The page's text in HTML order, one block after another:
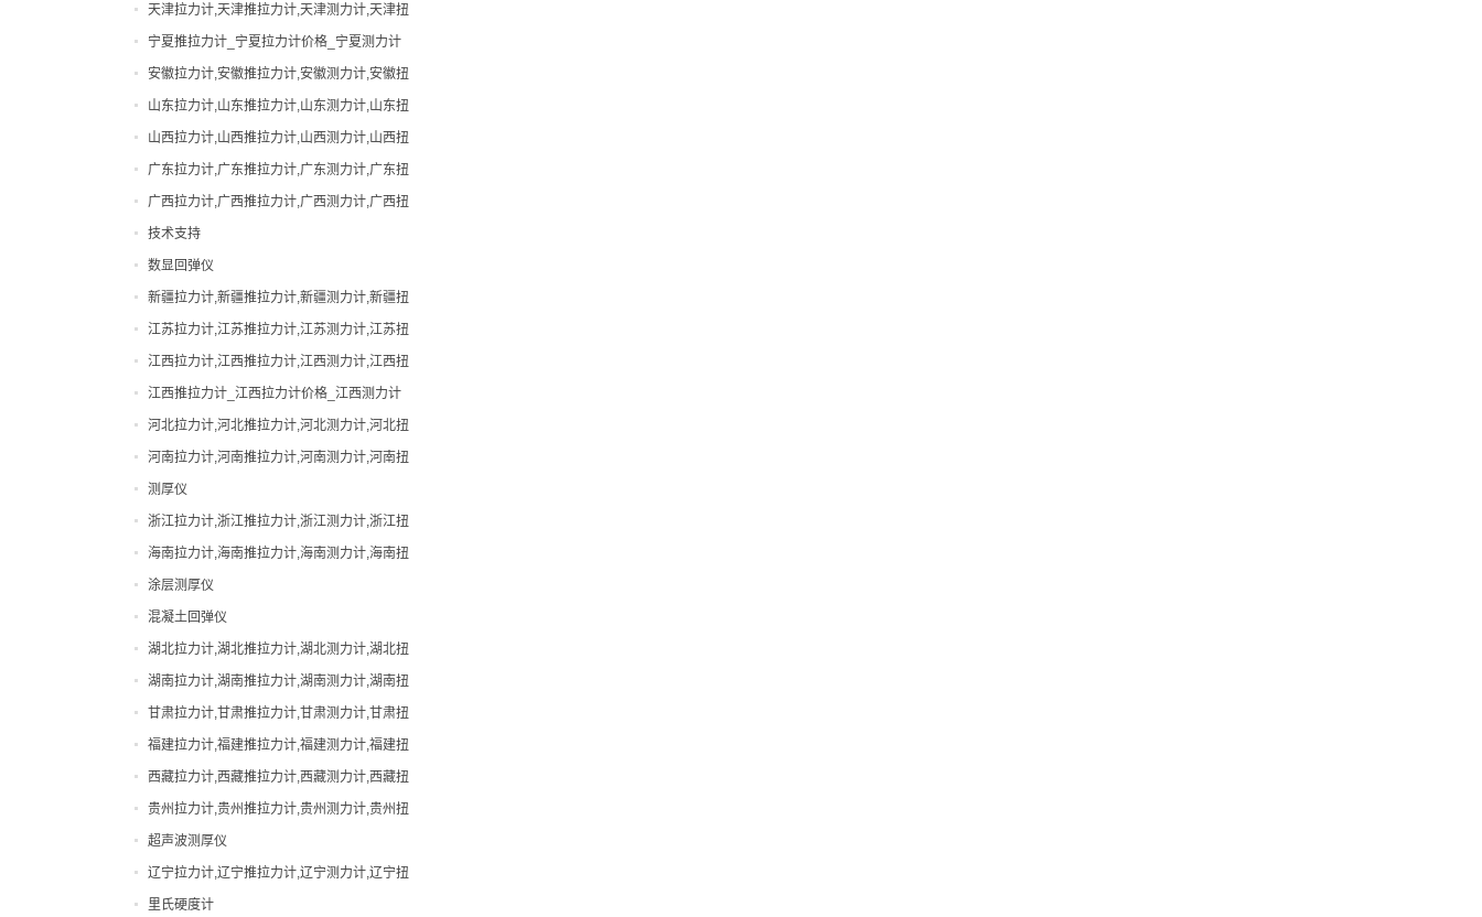
拉力计
指针拉力计
指针推拉力计
数显拉力计
数显推拉力计
无线拉力计
无线测力计
机械式拉力计
橡胶硬度计
测力计
瓶盖扭力计
电动拉力试验机
电批扭力计
直视拉力计
直视测力计
邵氏硬度计
天津拉力计,天津推拉力计,天津测力计,天津扭
力计,天津邵氏硬度计
宁夏推拉力计_宁夏拉力计价格_宁夏测力计
厂家|型号
安徽拉力计,安徽推拉力计,安徽测力计,安徽扭
力计,安徽邵氏硬度计
山东拉力计,山东推拉力计,山东测力计,山东扭
力计,山东邵氏硬度计
山西拉力计,山西推拉力计,山西测力计,山西扭
力计,山西邵氏硬度计
广东拉力计,广东推拉力计,广东测力计,广东扭
力计,广东邵氏硬度计
广西拉力计,广西推拉力计,广西测力计,广西扭
力计,广西邵氏硬度计
技术支持
数显回弹仪
新疆拉力计,新疆推拉力计,新疆测力计,新疆扭
力计,新疆邵氏硬度计
江苏拉力计,江苏推拉力计,江苏测力计,江苏扭
力计,江苏邵氏硬度计
江西拉力计,江西推拉力计,江西测力计,江西扭
力计,江西邵氏硬度计
江西推拉力计_江西拉力计价格_江西测力计
厂家|型号
河北拉力计,河北推拉力计,河北测力计,河北扭
力计,河北邵氏硬度计
河南拉力计,河南推拉力计,河南测力计,河南扭
力计,河南邵氏硬度计
测厚仪
浙江拉力计,浙江推拉力计,浙江测力计,浙江扭
力计,浙江邵氏硬度计
海南拉力计,海南推拉力计,海南测力计,海南扭
力计,海南邵氏硬度计
涂层测厚仪
混凝土回弹仪
湖北拉力计,湖北推拉力计,湖北测力计,湖北扭
力计,湖北邵氏硬度计
湖南拉力计,湖南推拉力计,湖南测力计,湖南扭
力计,湖南邵氏硬度计
甘肃拉力计,甘肃推拉力计,甘肃测力计,甘肃扭
力计,甘肃邵氏硬度计
福建拉力计,福建推拉力计,福建测力计,福建扭
力计,福建邵氏硬度计
西藏拉力计,西藏推拉力计,西藏测力计,西藏扭
力计,西藏邵氏硬度计
贵州拉力计,贵州推拉力计,贵州测力计,贵州扭
力计,贵州邵氏硬度计
超声波测厚仪
辽宁拉力计,辽宁推拉力计,辽宁测力计,辽宁扭
力计,辽宁邵氏硬度计
里氏硬度计